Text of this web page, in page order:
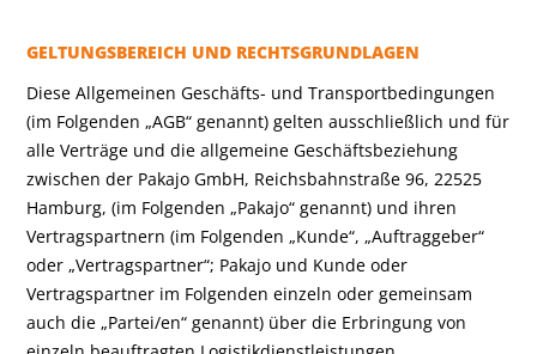
GELTUNGSBEREICH UND RECHTSGRUNDLAGEN
Diese Allgemeinen Geschäfts- und Transportbedingungen
(im Folgenden „AGB“ genannt) gelten ausschließlich und für
alle Verträge und die allgemeine Geschäftsbeziehung
zwischen der Pakajo GmbH, Reichsbahnstraße 96, 22525
Hamburg, (im Folgenden „Pakajo“ genannt) und ihren
Vertragspartnern (im Folgenden „Kunde“, „Auftraggeber“
oder „Vertragspartner“; Pakajo und Kunde oder
Vertragspartner im Folgenden einzeln oder gemeinsam
auch die „Partei/en“ genannt) über die Erbringung von